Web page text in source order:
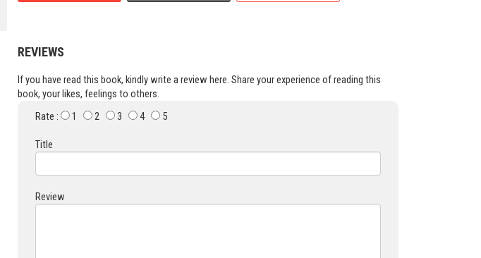
REVIEWS
If you have read this book, kindly write a review here. Share your experience of reading this
book, your likes, feelings to others.
Rate :
1 2 3 4 5
Title
Review